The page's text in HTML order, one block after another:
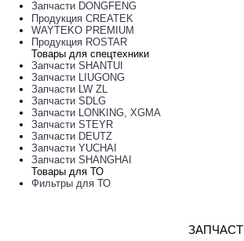
Запчасти DONGFENG
Продукция CREATEK
WAYTEKO PREMIUM
Продукция ROSTAR
Товары для спецтехники
Запчасти SHANTUI
Запчасти LIUGONG
Запчасти LW ZL
Запчасти SDLG
Запчасти LONKING, XGMA
Запчасти STEYR
Запчасти DEUTZ
Запчасти YUCHAI
Запчасти SHANGHAI
Товары для ТО
Фильтры для ТО